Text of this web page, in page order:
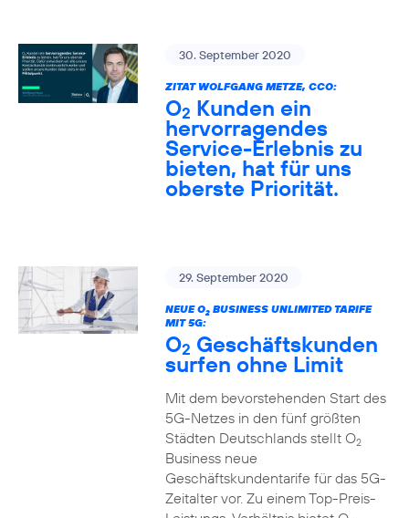
30. September 2020
ZITAT WOLFGANG METZE, CCO:
O2 Kunden ein
hervorragendes
Service-Erlebnis zu
bieten, hat für uns
oberste Priorität.
29. September 2020
NEUE O2BUSINESS UNLIMITED TARIFE
MIT 5G:
O2 Geschäftskunden
surfen ohne Limit
Mit dem bevorstehenden Start des
5G-Netzes in den fünf größten
Städten Deutschlands stellt O2
Business neue
Geschäftskundentarife für das 5G-
Zeitalter vor. Zu einem Top-Preis-